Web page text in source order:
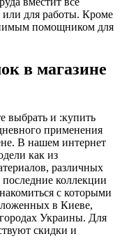
или для работы. Кроме
помощником для
в магазине
выбрать и :купить
применения
В нашем интернет
как из
различных
коллекции
с которыми
в Киеве,
Украины. Для
скидки и